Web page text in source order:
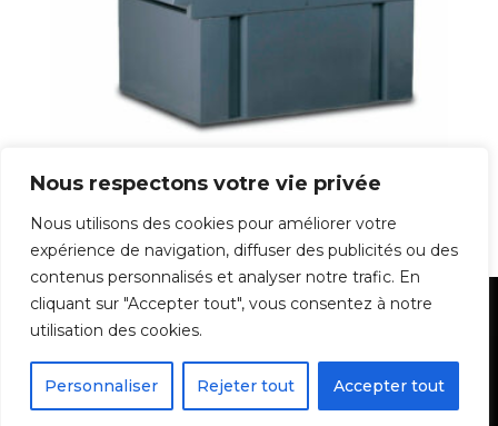
Nous respectons votre vie privée
Nous utilisons des cookies pour améliorer votre
expérience de navigation, diffuser des publicités ou des
contenus personnalisés et analyser notre trafic. En
cliquant sur "Accepter tout", vous consentez à notre
utilisation des cookies.
Personnaliser Rejeter tout Accepter tout
SCIE À RUBAN OPTIMUM S 350 DG
Mentions Légales